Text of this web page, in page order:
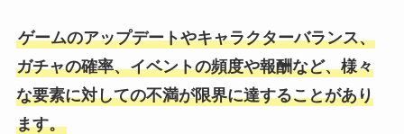
ゲームのアップデートやキャラクターバランス、
ガチャの確率、イベントの頻度や報酬など、様々
な要素に対しての不満が限界に達することがあり
ます。